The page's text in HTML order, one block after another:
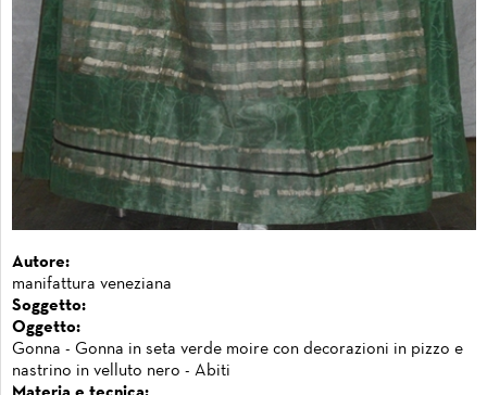
Autore:
manifattura veneziana
Soggetto:
Oggetto:
Gonna - Gonna in seta verde moire con decorazioni in pizzo e
nastrino in velluto nero - Abiti